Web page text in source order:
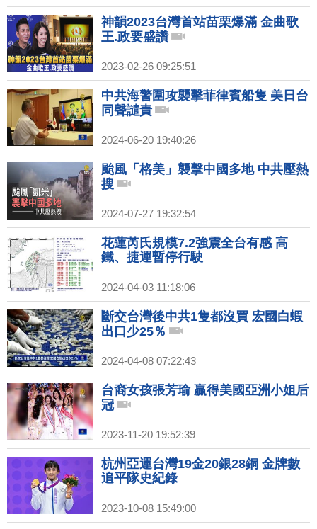
神韻2023台灣首站苗栗爆滿 金曲歌
王.政要盛讚
2023-02-26 09:25:51
中共海警圍攻襲擊菲律賓船隻 美日台
同聲譴責
2024-06-20 19:40:26
颱風「格美」襲擊中國多地 中共壓熱
搜
2024-07-27 19:32:54
花蓮芮氏規模7.2強震全台有感 高
鐵、捷運暫停行駛
2024-04-03 11:18:06
斷交台灣後中共1隻都沒買 宏國白蝦
出口少25％
2024-04-08 07:22:43
台裔女孩張芳瑜 贏得美國亞洲小姐后
冠
2023-11-20 19:52:39
杭州亞運台灣19金20銀28銅 金牌數
追平隊史紀錄
2023-10-08 15:49:00